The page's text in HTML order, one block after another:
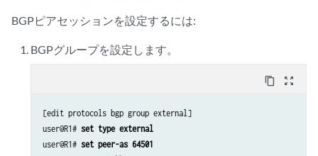
BGPピアセッションを設定するには:
BGPグループを設定します。
content_copy zoom_out_map
[edit protocols bgp group external]
user@R1# set type external
user@R1# set peer-as 64501